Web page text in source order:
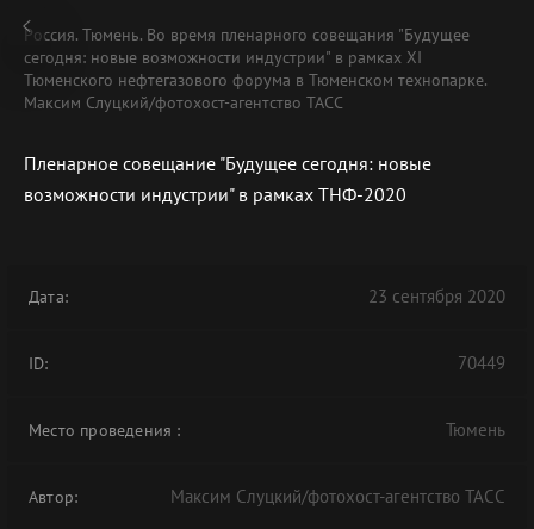
Россия. Тюмень. Во время пленарного совещания "Будущее
сегодня: новые возможности индустрии" в рамках XI
Тюменского нефтегазового форума в Тюменском технопарке.
Максим Слуцкий/фотохост-агентство ТАСС
Пленарное совещание "Будущее сегодня: новые
возможности индустрии" в рамках ТНФ-2020
Дата: 23 сентября 2020
ID: 70449
Место проведения : Тюмень
Автор: Максим Слуцкий/фотохост-агентство ТАСС